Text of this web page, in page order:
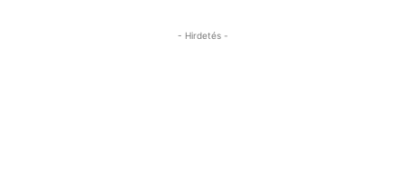
- Hirdetés -